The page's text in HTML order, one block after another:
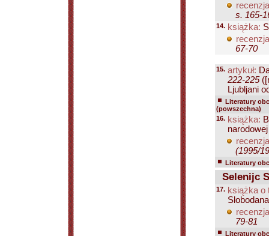
s. 165-
14. książka:
67-70
15. artykuł:
222-225
Ljubljani
Literatury
(powszechna)
16. książka:
(1995/
Literatury
Selenijc
17. książka o
79-81
Literatury